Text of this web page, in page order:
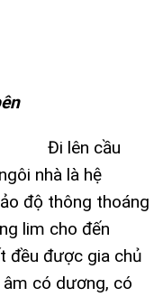
Đi lên cầu
nhà là hệ
độ thông thoáng
lim cho đến
đều được gia chủ
có dương, có